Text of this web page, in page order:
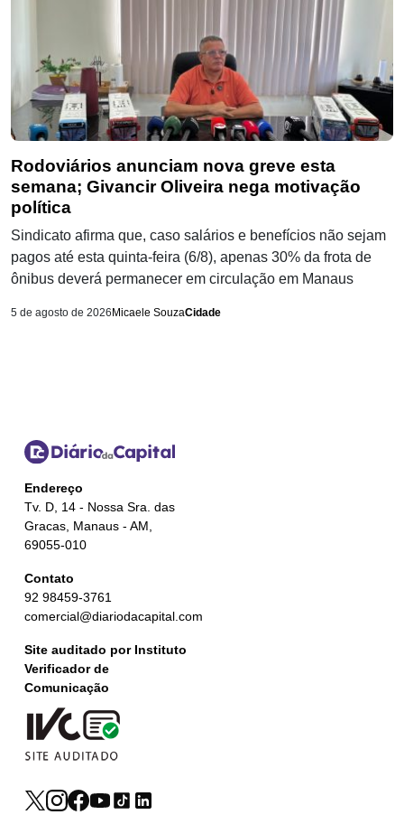
Rodoviários anunciam nova greve esta
semana; Givancir Oliveira nega motivação
política
Sindicato afirma que, caso salários e benefícios não sejam
pagos até esta quinta-feira (6/8), apenas 30% da frota de
ônibus deverá permanecer em circulação em Manaus
5 de agosto de 2026Micaele SouzaCidade
Endereço
Tv. D, 14 - Nossa Sra. das
Gracas, Manaus - AM,
69055-010
Contato
92 98459-3761
comercial@diariodacapital.com
Site auditado por Instituto
Verificador de
Comunicação